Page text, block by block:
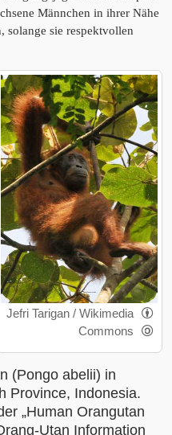
Männchen in ihrer Nähe
solange sie respektvollen
Jefri Tarigan / Wikimedia
Commons
(Pongo abelii) in
Province, Indonesia.
„Human Orangutan
Utan Information